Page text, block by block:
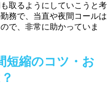
取るようにしていこうと考
務で、当直や夜間コールは
で、非常に助かっていま
短縮のコツ・お
？